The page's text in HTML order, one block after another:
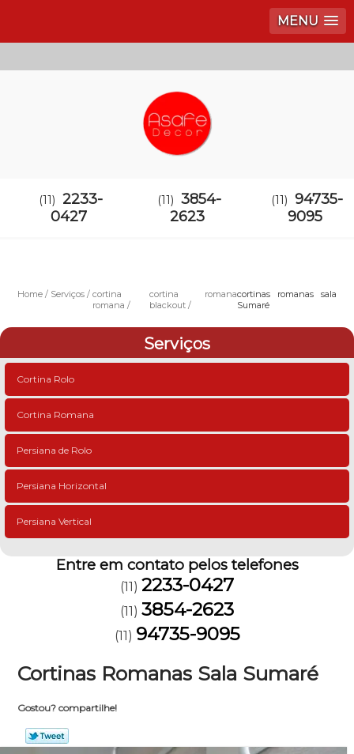
MENU
(11) 2233-
0427
(11) 3854-
2623
(11) 94735-
9095
Home Serviços
cortina
romana
cortina romana
blackout
cortinas romanas sala
Sumaré
Serviços
Cortina Rolo
Cortina Romana
Persiana de Rolo
Persiana Horizontal
Persiana Vertical
Entre em contato pelos telefones
(11) 2233-0427
(11) 3854-2623
(11) 94735-9095
Cortinas Romanas Sala Sumaré
Gostou? compartilhe!